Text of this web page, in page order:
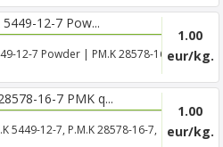
12-7 Pow...
12-7 Powder | PM.K 28578-16-7
1.00
eur/kg.
16-7 PMK q...
5449-12-7, P.M.K 28578-16-7,
1.00
eur/kg.